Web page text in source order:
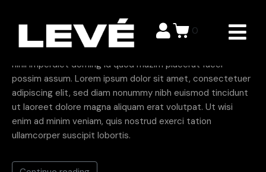
0
Storytelling Cards
Nam liber tempor cum soluta nobis eleifend option congue
nihil imperdiet doming id quod mazim placerat facer
possim assum. Lorem ipsum dolor sit amet, consectetuer
adipiscing elit, sed diam nonummy nibh euismod tincidunt
ut laoreet dolore magna aliquam erat volutpat. Ut wisi
enim ad minim veniam, quis nostrud exerci tation
ullamcorper suscipit lobortis.